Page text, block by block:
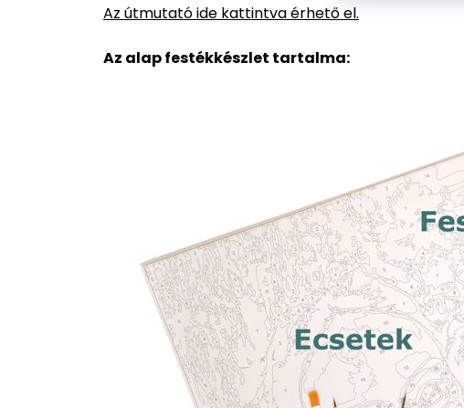
Az útmutató ide kattintva érhető el.
Az alap festékkészlet tartalma: